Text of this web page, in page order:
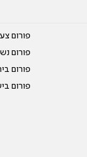
פורום
פורום
פורום
פורום